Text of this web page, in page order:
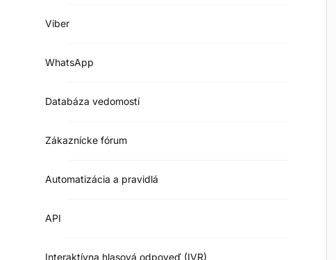
Viber
WhatsApp
Databáza vedomostí
Zákaznícke fórum
Automatizácia a pravidlá
API
Interaktívna hlasová odpoveď (IVR)